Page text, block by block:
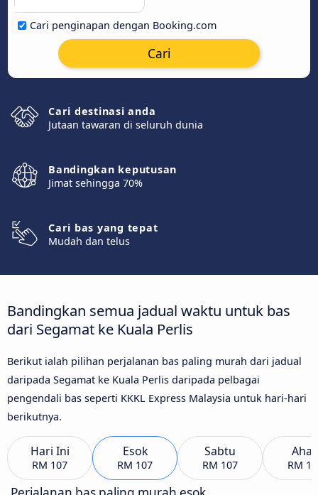
Cari penginapan dengan Booking.com
Cari
Cari destinasi anda
Jutaan tawaran di seluruh dunia
Bandingkan keputusan
Jimat sehingga 70%
Cari bas yang tepat
Mudah dan telus
Bandingkan semua jadual waktu untuk bas
dari Segamat ke Kuala Perlis
Berikut ialah pilihan perjalanan bas paling murah dari jadual
daripada Segamat ke Kuala Perlis daripada pelbagai
pengendali bas seperti KKKL Express Malaysia untuk hari-hari
berikutnya.
Hari Ini
RM 107
Esok
RM 107
Sabtu
RM 107 RM